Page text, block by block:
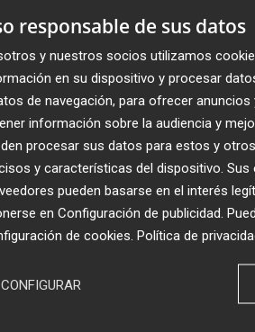
Plaza
responsable de sus datos
y nuestros socios utilizamos
en su dispositivo y procesar
de navegación, para ofrecer
información sobre la audiencia y
procesar sus datos para estos y
y características del dispositivo.
pueden basarse en el interés
en Configuración de publicidad .
de cookies Política de
CONFIGURAR